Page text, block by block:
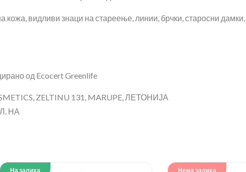
видливи знаци на стареење, линии, брчки, старосни
од Ecocert Greenlife
ZELTINU 131, MARUPE, ЛЕТОНИЈА
НА
На залиха Нема залиха